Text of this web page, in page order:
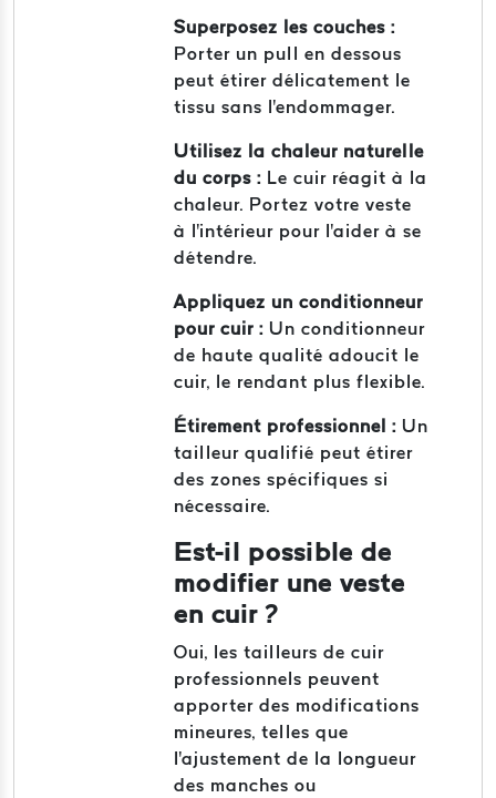
Superposez les couches :
Porter un pull en dessous
peut étirer délicatement le
tissu sans l'endommager.
Utilisez la chaleur naturelle
du corps : Le cuir réagit à la
chaleur. Portez votre veste
à l'intérieur pour l'aider à se
détendre.
Appliquez un conditionneur
pour cuir : Un conditionneur
de haute qualité adoucit le
cuir, le rendant plus flexible.
Étirement professionnel : Un
tailleur qualifié peut étirer
des zones spécifiques si
nécessaire.
Est-il possible de
modifier une veste
en cuir ?
Oui, les tailleurs de cuir
professionnels peuvent
apporter des modifications
mineures, telles que
l'ajustement de la longueur
des manches ou